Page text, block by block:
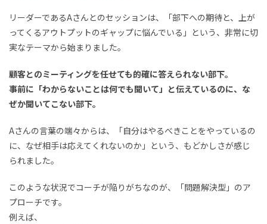
リーダーであるAさんとのセッションは、「部下への期待と、上が
ってくるアウトプットのギャップに悩んでいる」という、非常に切
実なテーマから始まりました。
顧客とのミーティングを任せても的確に答えられない部下。
事前に「わからないことは何でも聞いて」と伝えているのに、な
ぜか聞いてこない部下。
Aさんの言葉の端々からは、「自分はやるべきことをやっているの
に、なぜ相手は応えてくれないのか」という、もどかしさが感じ
られました。
このような状況でコーチが陥りがちなのが、「問題解決型」のア
プローチです。
例えば、